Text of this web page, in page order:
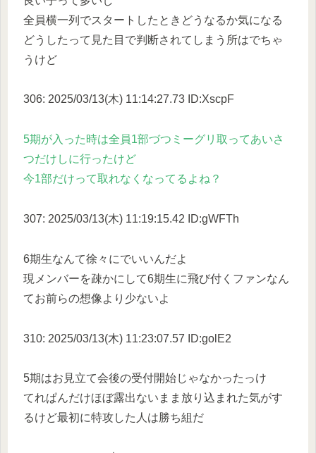
全員横一列でスタートしたときどうなるか気になる
どうしたって見た目で判断されてしまう所はでちゃ
うけど
306: 2025/03/13(木) 11:14:27.73 ID:XscpF
5期が入った時は全員1部づつミーグリ取ってあいさ
つだけしに行ったけど
今1部だけって取れなくなってるよね？
307: 2025/03/13(木) 11:19:15.42 ID:gWFTh
6期生なんて徐々にでいいんだよ
現メンバーを疎かにして6期生に飛び付くファンなん
てお前らの想像より少ないよ
310: 2025/03/13(木) 11:23:07.57 ID:golE2
5期はお見立て会後の受付開始じゃなかったっけ
てれぱんだけほぼ露出ないまま放り込まれた気がす
るけど最初に特攻した人は勝ち組だ